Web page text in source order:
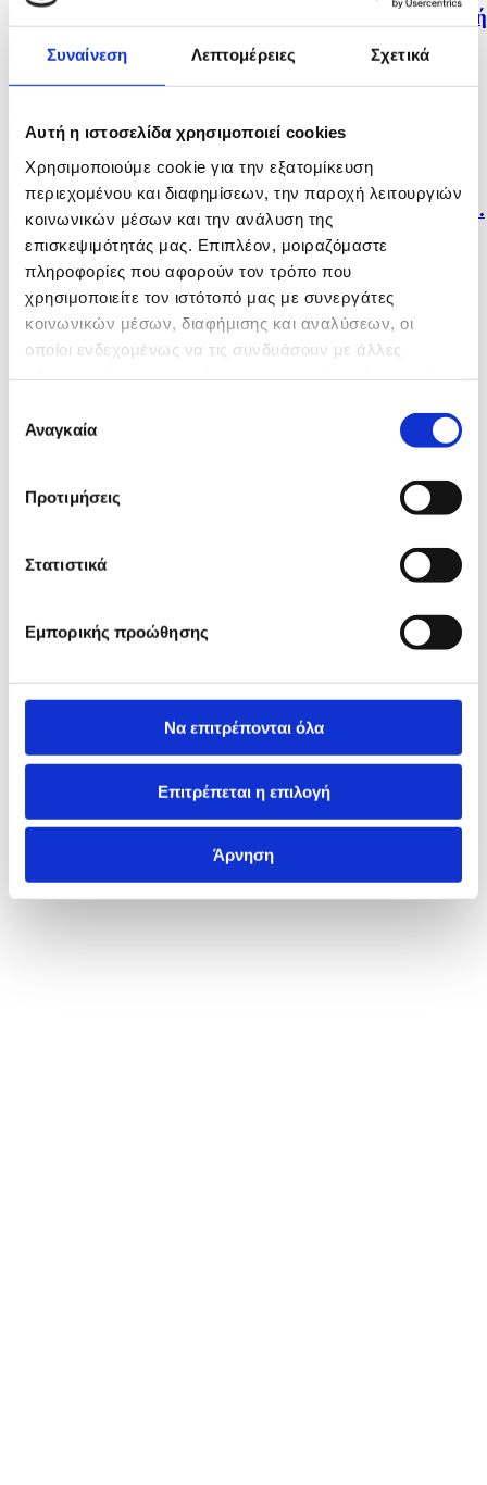
Συναίνεση Λεπτομέρειες Σχετικά
Αυτή η ιστοσελίδα χρησιμοποιεί cookies
Χρησιμοποιούμε cookie για την εξατομίκευση
περιεχομένου και διαφημίσεων, την παροχή λειτουργιών
κοινωνικών μέσων και την ανάλυση της
επισκεψιμότητάς μας. Επιπλέον, μοιραζόμαστε
πληροφορίες που αφορούν τον τρόπο που
χρησιμοποιείτε τον ιστότοπό μας με συνεργάτες
κοινωνικών μέσων, διαφήμισης και αναλύσεων, οι
οποίοι ενδεχομένως να τις συνδυάσουν με άλλες
των υπηρεσιών τους.
συγκατάθεσης
Αναγκαία
Προτιμήσεις
Στατιστικά
Εμπορικής προώθησης
Να επιτρέπονται όλα
Επιτρέπεται η επιλογή
Άρνηση
Κόμμα για τα Ζώα: Ώρα να σταματήσει η κομματική
πριν μία ώρα
Βαθαίνει η κρίση στο Ιράν, εν μέσω φημών για την...
πριν 2 ώρες
Συνεχίζεται η πτώση της στάθμης του Δούναβη στη...